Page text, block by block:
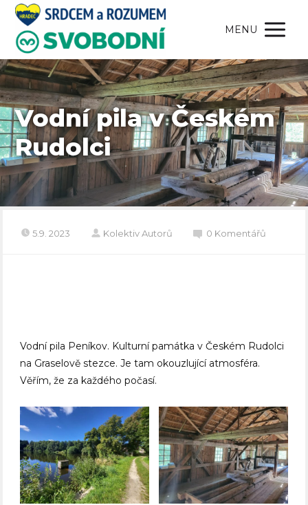
MENU
Vodní pila v Českém
Rudolci
5.9. 2023 Kolektiv Autorů 0 Komentářů
Vodní pila Peníkov. Kulturní památka v Českém Rudolci
na Graselově stezce. Je tam okouzlující atmosféra.
Věřím, že za každého počasí.